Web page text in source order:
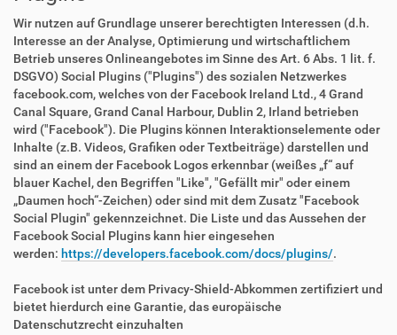
Wir nutzen auf Grundlage unserer berechtigten Interessen (d.h.
Interesse an der Analyse, Optimierung und wirtschaftlichem
Betrieb unseres Onlineangebotes im Sinne des Art. 6 Abs. 1 lit. f.
DSGVO) Social Plugins ("Plugins") des sozialen Netzwerkes
facebook.com, welches von der Facebook Ireland Ltd., 4 Grand
Canal Square, Grand Canal Harbour, Dublin 2, Irland betrieben
wird ("Facebook"). Die Plugins können Interaktionselemente oder
Inhalte (z.B. Videos, Grafiken oder Textbeiträge) darstellen und
sind an einem der Facebook Logos erkennbar (weißes „f“ auf
blauer Kachel, den Begriffen "Like", "Gefällt mir" oder einem
„Daumen hoch“-Zeichen) oder sind mit dem Zusatz "Facebook
Social Plugin" gekennzeichnet. Die Liste und das Aussehen der
Facebook Social Plugins kann hier eingesehen
werden: https://developers.facebook.com/docs/plugins/.
Facebook ist unter dem Privacy-Shield-Abkommen zertifiziert und
bietet hierdurch eine Garantie, das europäische
Datenschutzrecht einzuhalten